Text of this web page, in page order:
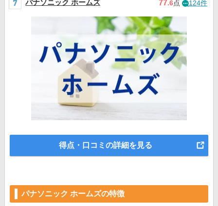
パナソニック ホームズ 77.6点 124件
得点・口コミの詳細を見る
パナソニック ホームズの特徴